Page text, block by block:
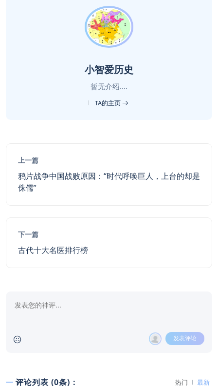
小智爱历史
暂无介绍....
TA的主页
上一篇
鸦片战争中国战败原因：“时代呼唤巨人，上台的却是
侏儒”
下一篇
古代十大名医排行榜
发表评论
评论列表 (0条)： 热门 最新